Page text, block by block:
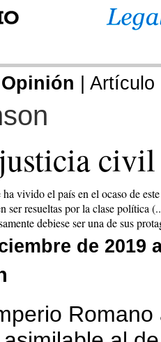
Opinión |
vivido el país en el ocaso de
ser resueltas por la clase
debiese ser una de sus
de 2019